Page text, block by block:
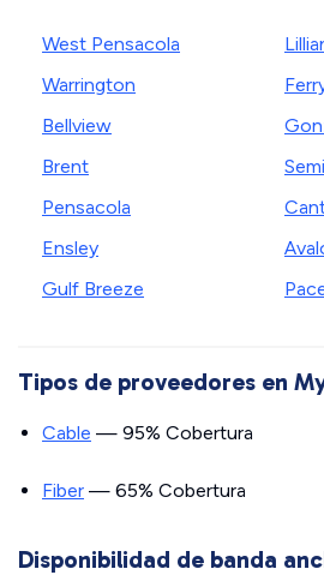
West Pensacola
Warrington
Bellview
Brent
Pensacola
Ensley
Gulf Breeze
Tipos de proveedores en
Cable — 95% Cobertura
Fiber — 65% Cobertura
Disponibilidad de banda